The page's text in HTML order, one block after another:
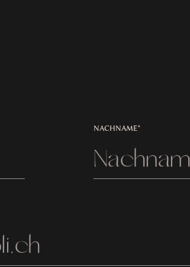
NACHNAME*